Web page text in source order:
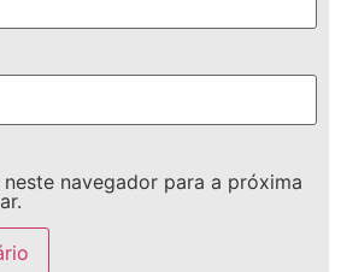
navegador para a próxima